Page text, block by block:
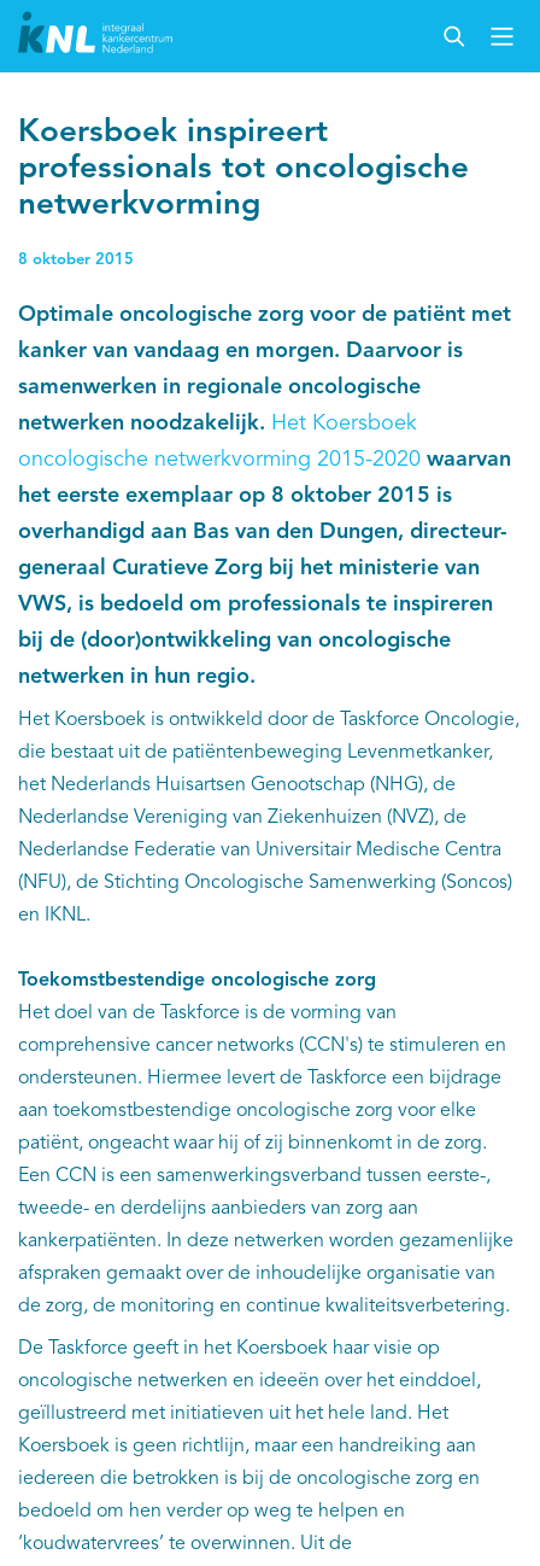
Koersboek inspireert
professionals tot oncologische
netwerkvorming
8 oktober 2015
Optimale oncologische zorg voor de patiënt met
kanker van vandaag en morgen. Daarvoor is
samenwerken in regionale oncologische
netwerken noodzakelijk. Het Koersboek
oncologische netwerkvorming 2015-2020 waarvan
het eerste exemplaar op 8 oktober 2015 is
overhandigd aan Bas van den Dungen, directeur-
generaal Curatieve Zorg bij het ministerie van
VWS, is bedoeld om professionals te inspireren
bij de (door)ontwikkeling van oncologische
netwerken in hun regio.
Het Koersboek is ontwikkeld door de Taskforce Oncologie,
die bestaat uit de patiëntenbeweging Levenmetkanker,
het Nederlands Huisartsen Genootschap (NHG), de
Nederlandse Vereniging van Ziekenhuizen (NVZ), de
Nederlandse Federatie van Universitair Medische Centra
(NFU), de Stichting Oncologische Samenwerking (Soncos)
en IKNL.
Toekomstbestendige oncologische zorg
Het doel van de Taskforce is de vorming van
comprehensive cancer networks (CCN's) te stimuleren en
ondersteunen. Hiermee levert de Taskforce een bijdrage
aan toekomstbestendige oncologische zorg voor elke
patiënt, ongeacht waar hij of zij binnenkomt in de zorg.
Een CCN is een samenwerkingsverband tussen eerste-,
tweede- en derdelijns aanbieders van zorg aan
kankerpatiënten. In deze netwerken worden gezamenlijke
afspraken gemaakt over de inhoudelijke organisatie van
de zorg, de monitoring en continue kwaliteitsverbetering.
De Taskforce geeft in het Koersboek haar visie op
oncologische netwerken en ideeën over het einddoel,
geïllustreerd met initiatieven uit het hele land. Het
Koersboek is geen richtlijn, maar een handreiking aan
iedereen die betrokken is bij de oncologische zorg en
bedoeld om hen verder op weg te helpen en
‘koudwatervrees’ te overwinnen. Uit de